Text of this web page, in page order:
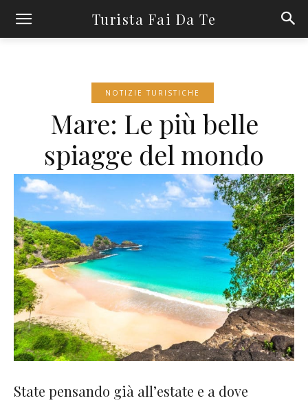
Turista Fai Da Te
NOTIZIE TURISTICHE
Mare: Le più belle
spiagge del mondo
State pensando già all’estate e a dove